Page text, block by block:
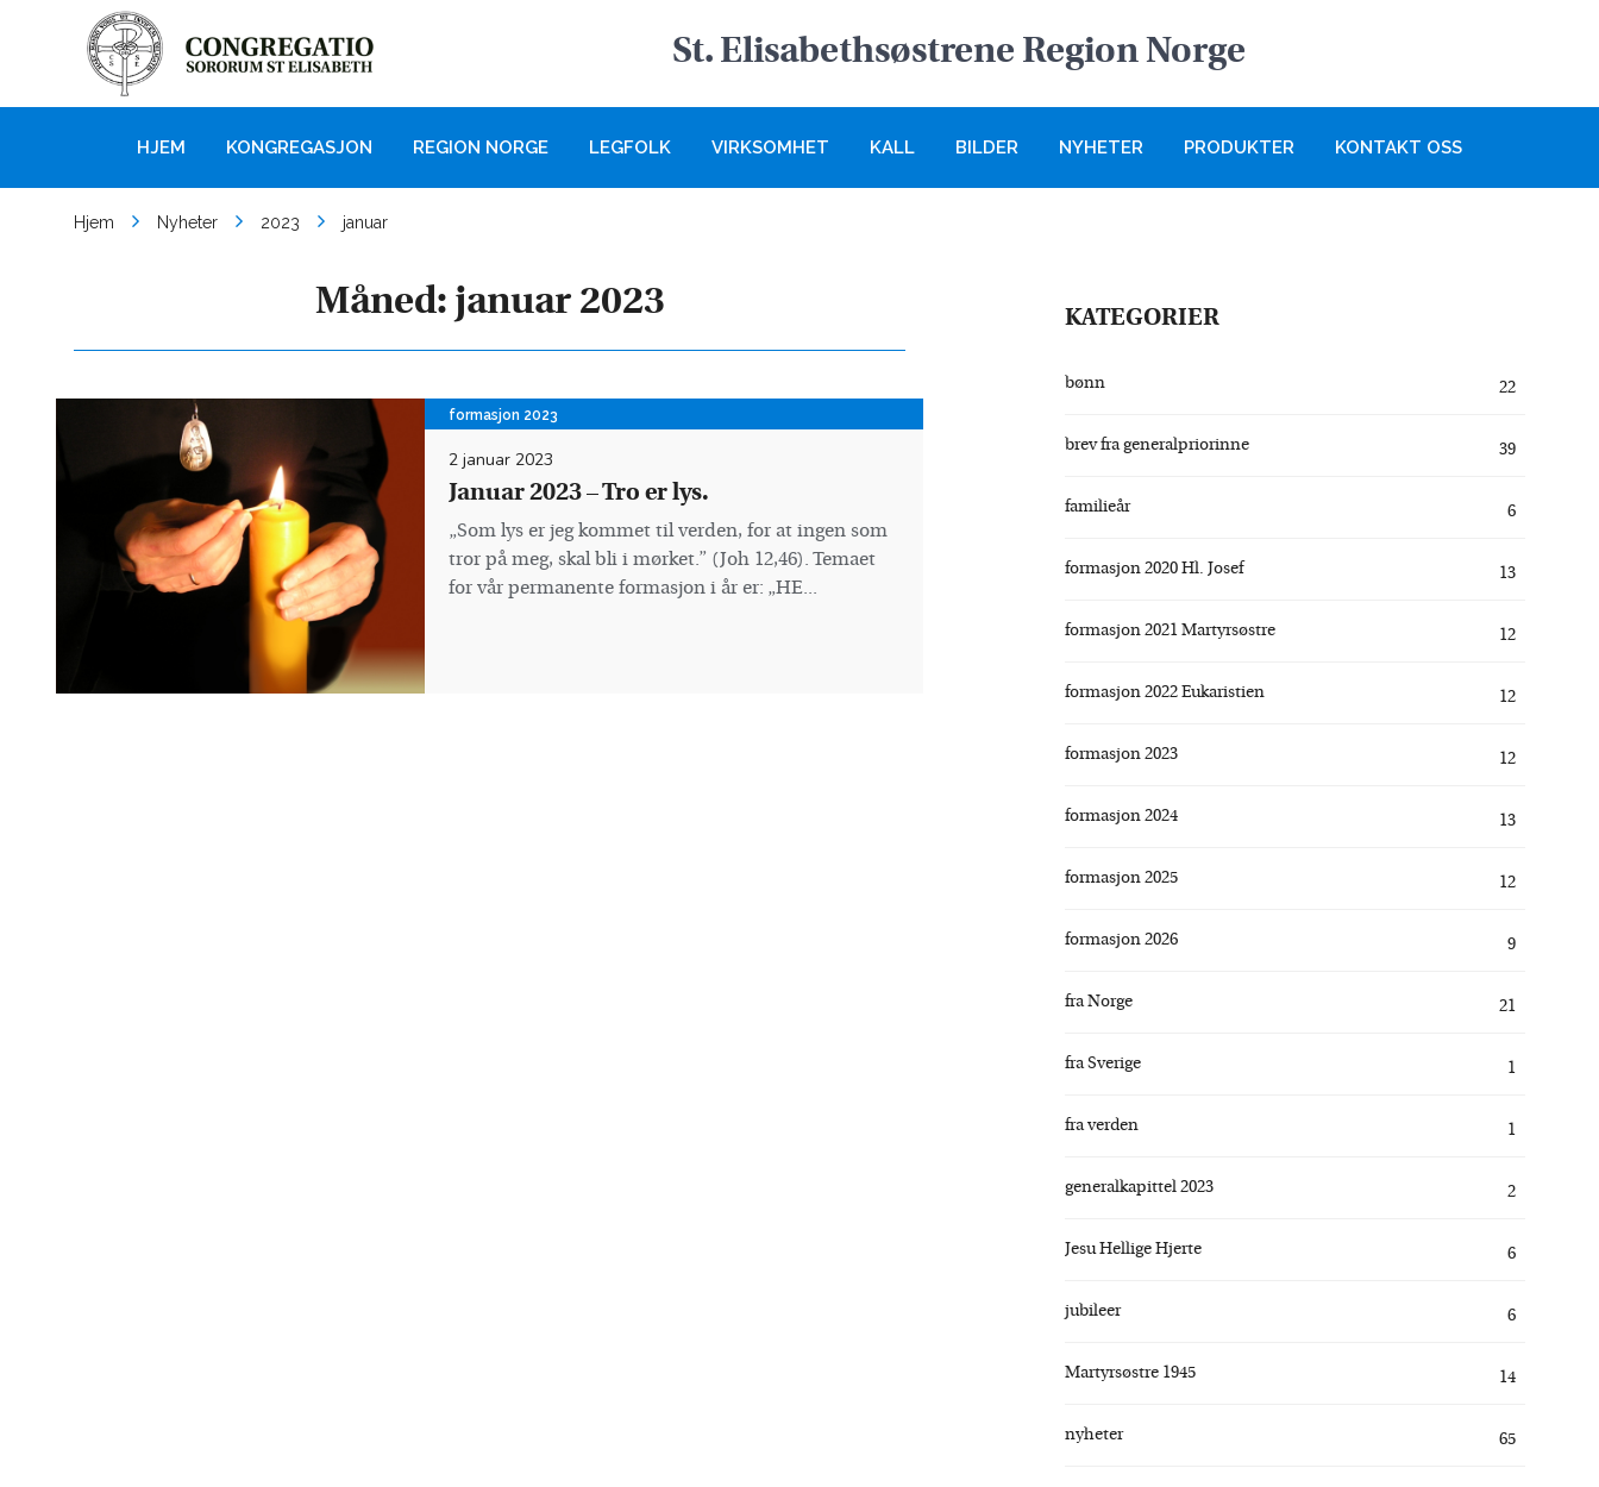
St. Elisabethsøstrene Region Norge
HJEM KONGREGASJON REGION NORGE LEGFOLK VIRKSOMHET KALL BILDER NYHETER PRODUKTER KONTAKT OSS
Hjem Nyheter 2023 januar
Måned: januar 2023
formasjon 2023
2 januar 2023
Januar 2023 – Tro er lys.
„Som lys er jeg kommet til verden, for at ingen som
tror på meg, skal bli i mørket.” (Joh 12,46). Temaet
for vår permanente formasjon i år er: „HE...
KATEGORIER
bønn 22
brev fra generalpriorinne 39
familieår 6
formasjon 2020 Hl. Josef 13
formasjon 2021 Martyrsøstre 12
formasjon 2022 Eukaristien 12
formasjon 2023 12
formasjon 2024 13
formasjon 2025 12
formasjon 2026 9
fra Norge 21
fra Sverige 1
fra verden 1
generalkapittel 2023 2
Jesu Hellige Hjerte 6
jubileer 6
Martyrsøstre 1945 14
nyheter 65